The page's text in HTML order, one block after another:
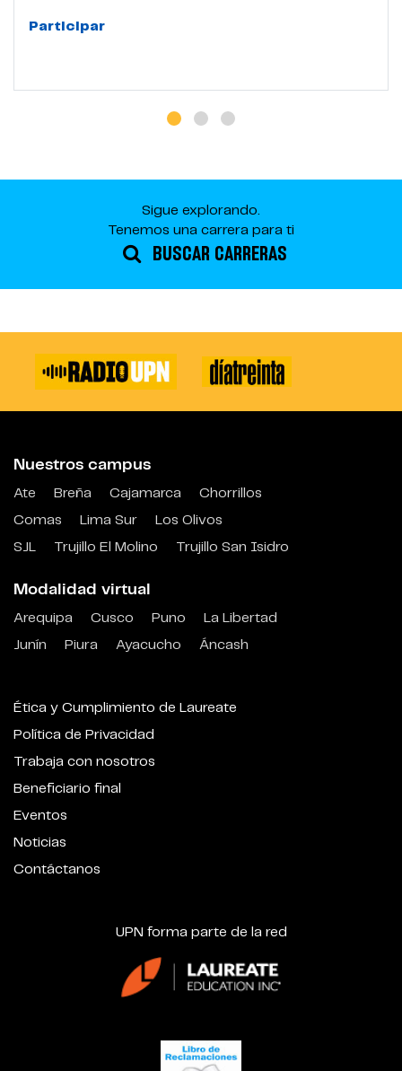
Participar
Sigue explorando.
Tenemos una carrera para ti
BUSCAR CARRERAS
Nuestros campus
Ate Breña Cajamarca
Chorrillos
Comas
Lima Sur
Los Olivos
SJL
Trujillo El Molino Trujillo San Isidro
Modalidad virtual
Arequipa Cusco Puno
La Libertad
Junín
Piura Ayacucho Áncash
Ética y Cumplimiento de Laureate
Política de Privacidad
Trabaja con nosotros
Beneficiario final
Eventos
Noticias
Contáctanos
UPN forma parte de la red